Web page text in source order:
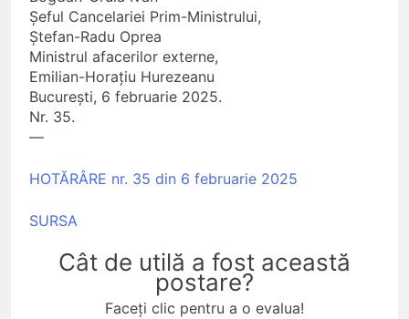
Șeful Cancelariei Prim-Ministrului,
Ștefan-Radu Oprea
Ministrul afacerilor externe,
Emilian-Horațiu Hurezeanu
București, 6 februarie 2025.
Nr. 35.
––
HOTĂRÂRE nr. 35 din 6 februarie 2025
SURSA
Cât de utilă a fost această
postare?
Faceți clic pentru a o evalua!